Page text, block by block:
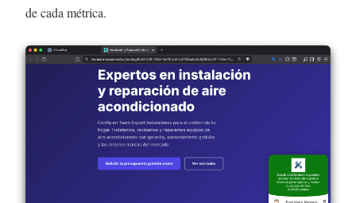
de cada métrica.